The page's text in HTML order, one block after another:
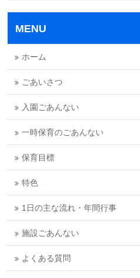
MENU
ホーム
ごあいさつ
入園ごあんない
一時保育のごあんない
保育目標
特色
1日の主な流れ・年間行事
施設ごあんない
よくある質問